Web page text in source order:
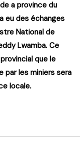
a province du
eu des échanges
National de
Lwamba. Ce
que le
par les miniers sera
locale.